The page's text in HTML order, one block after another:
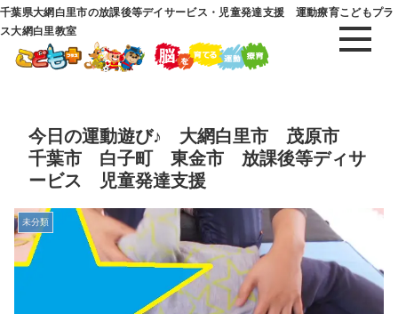
千葉県大網白里市の放課後等デイサービス・児童発達支援 運動療育こどもプラ
ス大網白里教室
今日の運動遊び♪ 大網白里市 茂原市
千葉市 白子町 東金市 放課後等ディサ
ービス 児童発達支援
未分類